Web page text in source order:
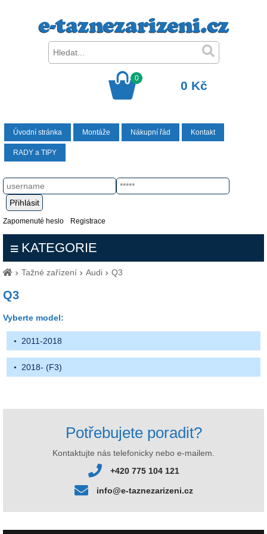
0
0 Kč
Úvodní stránka Montáže Nákupní řád Kontakt
RADY a TIPY
Zapomenuté heslo Registrace
KATEGORIE
Tažné zařízení Audi Q3
Q3
Vyberte model:
2011-2018
2018- (F3)
Potřebujete poradit?
Kontaktujte nás telefonicky nebo e-mailem.
+420 775 104 121
info@e-taznezarizeni.cz